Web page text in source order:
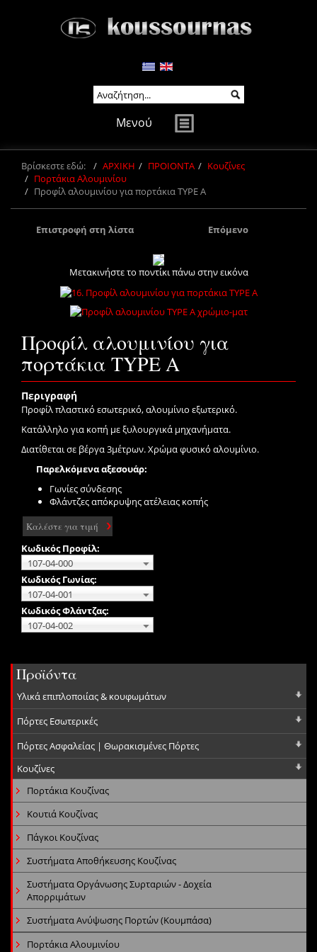
Μενού
Βρίσκεστε εδώ: ΑΡΧΙΚΗ ΠΡΟΙΟΝΤΑ
Κουζίνες
Πορτάκια Αλουμινίου
Προφίλ αλουμινίου για πορτάκια TYPE A
Επιστροφή στη λίστα Επόμενο
Μετακινήστε το ποντίκι πάνω στην εικόνα
Προφίλ αλουμινίου για
πορτάκια TYPE A
Περιγραφή
Προφίλ πλαστικό εσωτερικό, αλουμίνιο εξωτερικό.
Κατάλληλο για κοπή με ξυλουργικά μηχανήματα.
Διατίθεται σε βέργα 3μέτρων. Χρώμα φυσικό αλουμίνιο.
Παρελκόμενα αξεσουάρ:
Γωνίες σύνδεσης
Φλάντζες απόκρυψης ατέλειας κοπής
Καλέστε για τιμή
Κωδικός Προφίλ:
107-04-000
Κωδικός Γωνίας:
107-04-001
Κωδικός Φλάντζας:
107-04-002
Προϊόντα
Υλικά επιπλοποιίας & κουφωμάτων
Πόρτες Εσωτερικές
Πόρτες Ασφαλείας | Θωρακισμένες Πόρτες
Κουζίνες
Πορτάκια Κουζίνας
Κουτιά Κουζίνας
Πάγκοι Κουζίνας
Συστήματα Αποθήκευσης Κουζίνας
Συστήματα Οργάνωσης Συρταριών - Δοχεία
Απορριμάτων
Συστήματα Ανύψωσης Πορτών (Κουμπάσα)
Πορτάκια Αλουμινίου